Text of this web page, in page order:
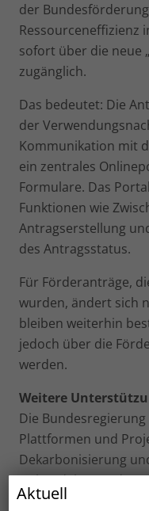
der
Ressourceneffizienz
sofort über die neue „
zugänglich.
Das bedeutet: Die
der
Kommunikation mit
ein zentrales
Formulare. Das
Funktionen wie
Antragserstellung
des Antragsstatus.
Für Förderanträge,
wurden, ändert sich
bleiben weiterhin
jedoch über die
werden.
Weitere
Die
Plattformen und
Dekarbonisierung
Gebäudebestands
voranzutreiben. Eine
Aktuell